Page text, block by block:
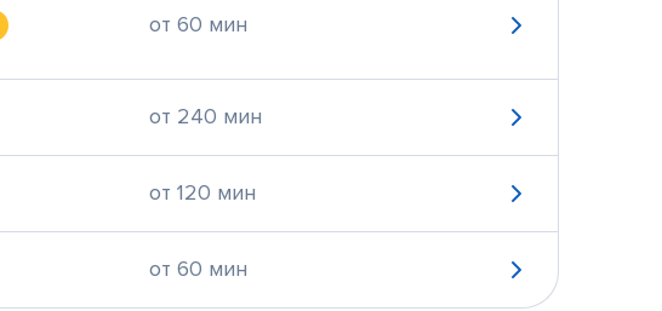
от 60 мин
от 240 мин
от 120 мин
от 60 мин